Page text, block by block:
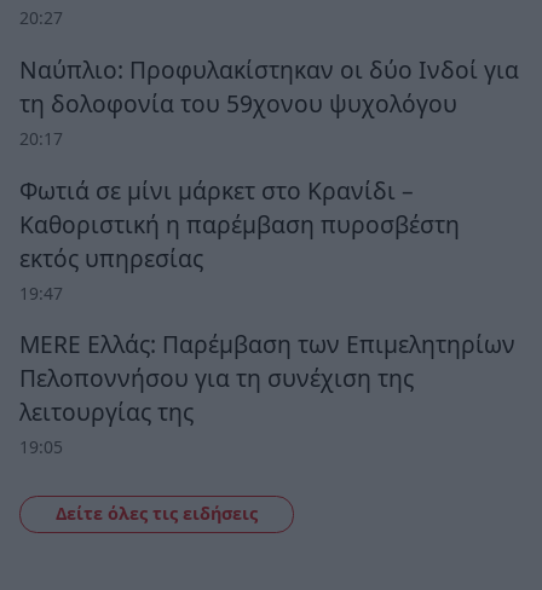
20:27
Ναύπλιο: Προφυλακίστηκαν οι δύο Ινδοί για
τη δολοφονία του 59χονου ψυχολόγου
20:17
Φωτιά σε μίνι μάρκετ στο Κρανίδι –
Καθοριστική η παρέμβαση πυροσβέστη
εκτός υπηρεσίας
19:47
MERE Ελλάς: Παρέμβαση των Επιμελητηρίων
Πελοποννήσου για τη συνέχιση της
λειτουργίας της
19:05
Δείτε όλες τις ειδήσεις